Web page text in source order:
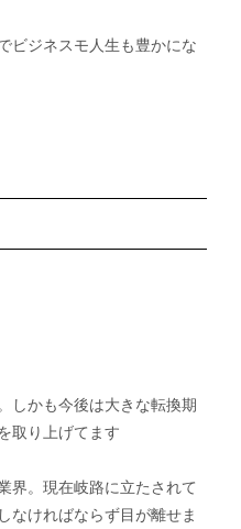
ビジネスモ人生も豊かにな
しかも今後は大きな転換期
取り上げてます
界。現在岐路に立たされて
なければならず目が離せま